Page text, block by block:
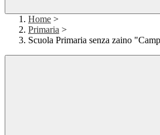
Home >
Primaria >
Scuola Primaria senza zaino